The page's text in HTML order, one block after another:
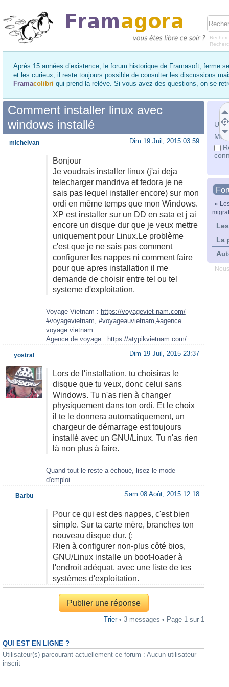
Après 15 années d’existence, le forum historique de Framasoft, ferme
et les curieux, il reste toujours possible de consulter les discussions
Framacolibri qui prend la relève. Si vous avez des questions, on se
Mot
»
La
Comment installer linux avec
windows installé
Dim 19 Juil, 2015 03:59
Bonjour
Je voudrais installer linux (j'ai deja
telecharger mandriva et fedora je ne
sais pas lequel installer encore) sur mon
ordi en même temps que mon Windows.
XP est installer sur un DD en sata et j ai
encore un disque dur que je veux mettre
uniquement pour Linux.Le problème
c'est que je ne sais pas comment
configurer les nappes ni comment faire
pour que apres installation il me
demande de choisir entre tel ou tel
systeme d'exploitation.
Voyage Vietnam : https://voyageviet-nam.com/
#voyagevietnam, #voyageauvietnam,#agence
voyage vietnam
Agence de voyage : https://atypikvietnam.com/
michelvan
Dim 19 Juil, 2015 23:37
Lors de l'installation, tu choisiras le
disque que tu veux, donc celui sans
Windows. Tu n'as rien à changer
physiquement dans ton ordi. Et le choix
il te le donnera automatiquement, un
chargeur de démarrage est toujours
installé avec un GNU/Linux. Tu n'as rien
là non plus à faire.
Quand tout le reste a échoué, lisez le mode
d'emploi.
yostral
Sam 08 Août, 2015 12:18
Pour ce qui est des nappes, c'est bien
simple. Sur ta carte mère, branches ton
nouveau disque dur. (:
Rien à configurer non-plus côté bios,
GNU/Linux installe un boot-loader à
l'endroit adéquat, avec une liste de tes
systèmes d'exploitation.
Barbu
Publier une réponse
Trier• 3 messages • Page 1 sur 1
QUI EST EN LIGNE ?
Utilisateur(s) parcourant actuellement ce forum : Aucun utilisateur
inscrit